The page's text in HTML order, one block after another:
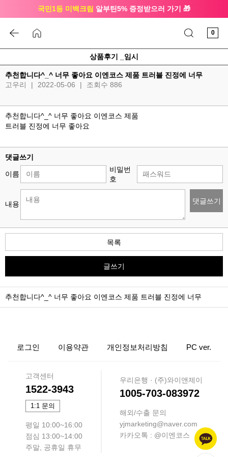
국민1등 미백크림 알부틴5% 증정받으러 가기 🎁
0
상품후기 _임시
추천합니다^_^ 너무 좋아요 이엔코스 제품 트러블 진정에 너무
고우리
| 2022-05-06 | 조회수 886
추천합니다^_^ 너무 좋아요 이엔코스 제품
트러블 진정에 너무 좋아요
댓글쓰기
이름
비밀번
호
내용 댓글쓰기
목록
글쓰기
추천합니다^_^ 너무 좋아요 이엔코스 제품 트러블 진정에 너무
로그인 이용약관 개인정보처리방침 PC ver.
고객센터
1522-3943
1:1 문의
평일 10:00~16:00
점심 13:00~14:00
주말, 공휴일 휴무
우리은행 · (주)와이앤제이
1005-703-083972
해외/수출 문의
yjmarketing@naver.com
카카오톡 : @이엔코스